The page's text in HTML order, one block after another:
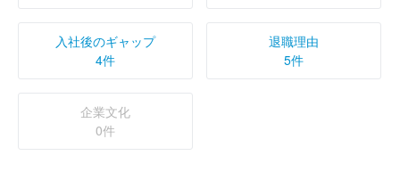
入社後のギャップ
4件
退職理由
5件
企業文化
0件